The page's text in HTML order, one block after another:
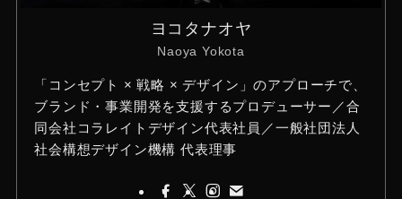
ヨコタナオヤ
Naoya Yokota
「コンセプト × 戦略 × デザイン」のアプローチで、
ブランド・事業開発を支援するプロデューサー／合
同会社コラレイトデザイン代表社員／一般社団法人
社会構想デザイン機構 代表理事